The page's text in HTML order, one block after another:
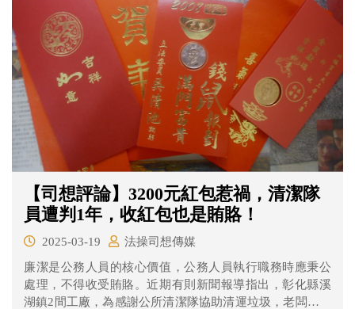
【司想評論】3200元紅包惹禍，清潔隊
員遭判1年，收紅包也是賄賂！
2025-03-19
法操司想傳媒
廉潔是公務人員的核心價值，公務人員執行職務時應秉公
處理，不得收受賄賂。近期有則新聞報導指出，彰化縣溪
湖鎮2間工廠，為感謝公所清潔隊協助清運垃圾，老闆主動